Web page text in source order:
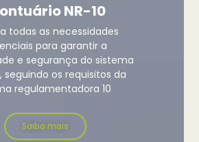
NR-10
todas as necessidades
para garantir a
e segurança do sistema
seguindo os requisitos da
regulamentadora 10
Saiba mais